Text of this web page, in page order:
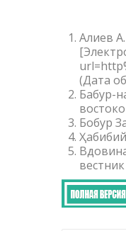
Алиев
(Дата
Бабур-
Бобур